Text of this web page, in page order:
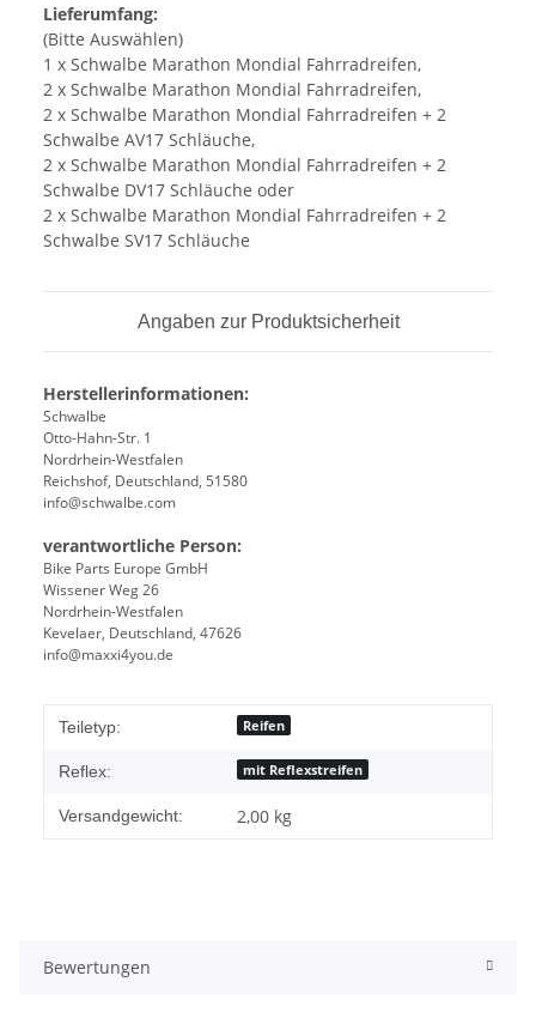
Lieferumfang:
(Bitte Auswählen)
1 x Schwalbe Marathon Mondial Fahrradreifen,
2 x Schwalbe Marathon Mondial Fahrradreifen,
2 x Schwalbe Marathon Mondial Fahrradreifen + 2
Schwalbe AV17 Schläuche,
2 x Schwalbe Marathon Mondial Fahrradreifen + 2
Schwalbe DV17 Schläuche oder
2 x Schwalbe Marathon Mondial Fahrradreifen + 2
Schwalbe SV17 Schläuche
Angaben zur Produktsicherheit
Herstellerinformationen:
Schwalbe
Otto-Hahn-Str. 1
Nordrhein-Westfalen
Reichshof, Deutschland, 51580
info@schwalbe.com
verantwortliche Person:
Bike Parts Europe GmbH
Wissener Weg 26
Nordrhein-Westfalen
Kevelaer, Deutschland, 47626
info@maxxi4you.de
Teiletyp: Reifen
Reflex: mit Reflexstreifen
Versandgewicht: 2,00 kg
Bewertungen